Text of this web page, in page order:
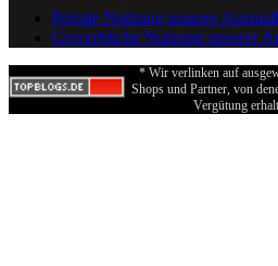
Private Nutzung unserer
Gewerbliche Nutzung unserer
* Wir verlinken auf
Shops und Partner, von
Vergütung